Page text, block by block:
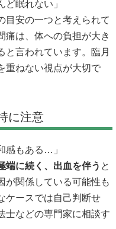
ど眠れない」
目安の一つと考えられて
痛は、体への負担が大き
と言われています。臨月
重ねない視点が大切で
に注意
感もある…」
端に続く、出血を伴う と
が関係している可能性も
ケースでは自己判断せ
士などの専門家に相談す